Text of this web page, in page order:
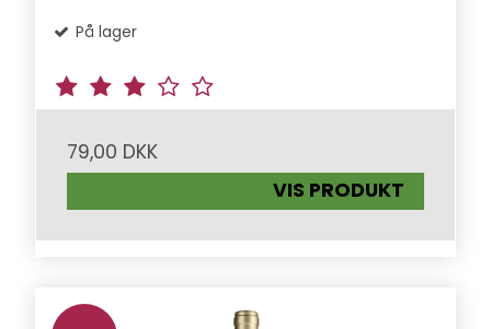
På lager
79,00 DKK
VIS PRODUKT